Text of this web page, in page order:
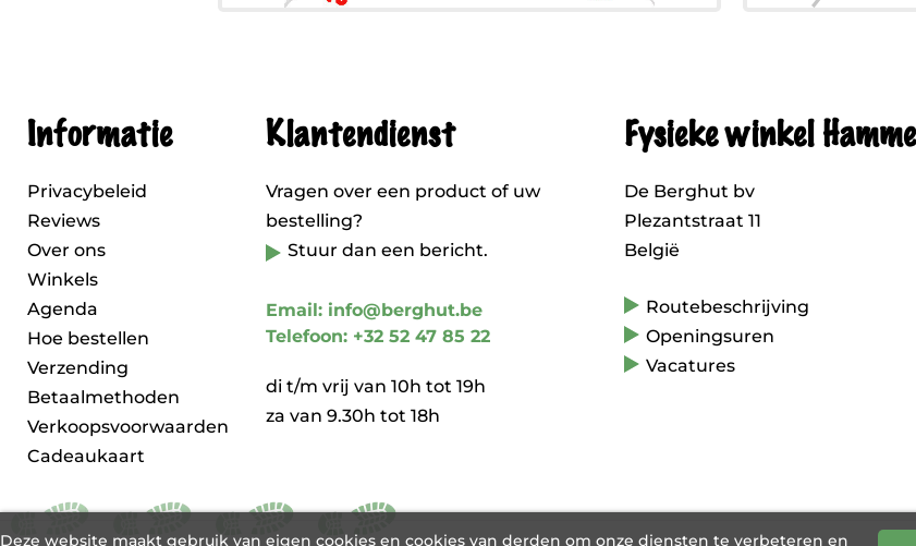
Informatie
Privacybeleid
Reviews
Over ons
Winkels
Agenda
Hoe bestellen
Verzending
Betaalmethoden
Verkoopsvoorwaarden
Cadeaukaart
Klantendienst
Vragen over een product of uw
bestelling?
Stuur dan een bericht.
Email: info@berghut.be
Telefoon: +32 52 47 85 22
di t/m vrij van 10h tot 19h
za van 9.30h tot 18h
Fysieke winkel Hamme
De Berghut bv
Plezantstraat 11
België
Routebeschrijving
Openingsuren
Vacatures
Deze website maakt gebruik van eigen cookies en cookies van derden om onze diensten te verbeteren en